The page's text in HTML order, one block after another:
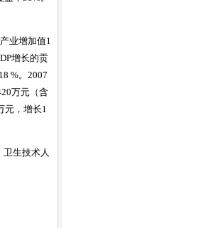
业增加值1
增长的贡
%。2007
万元（含
元，增长1
卫生技术人